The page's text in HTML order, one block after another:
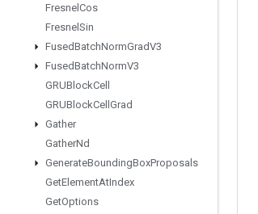
Fresnel Cos
Fresnel Sin
FusedBatchNormGradV3
FusedBatchNormV3
GRUBlockCell
GRUBlockCell Grad
Gather
GatherNd
GenerateBoundingBoxProposals
GetElementAtIndex
GetOptions